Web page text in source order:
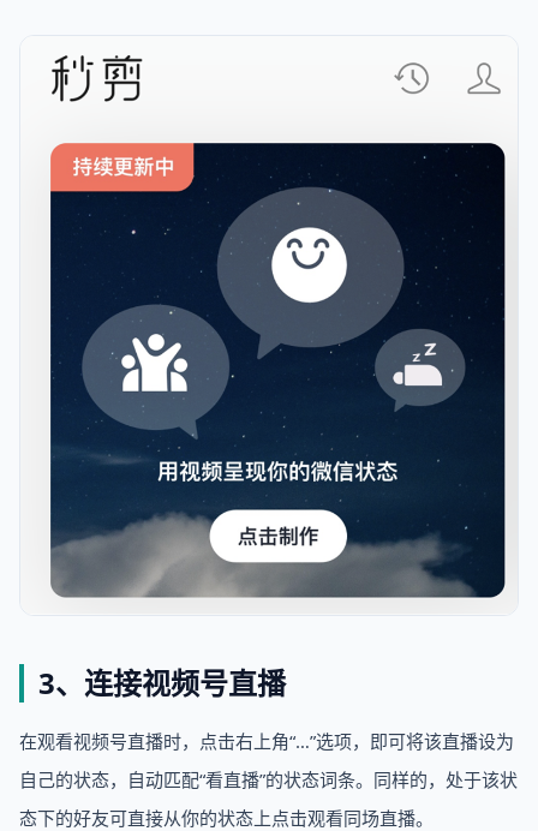
3、连接视频号直播
在观看视频号直播时，点击右上角“…”选项，即可将该直播设为
自己的状态，自动匹配“看直播”的状态词条。同样的，处于该状
态下的好友可直接从你的状态上点击观看同场直播。